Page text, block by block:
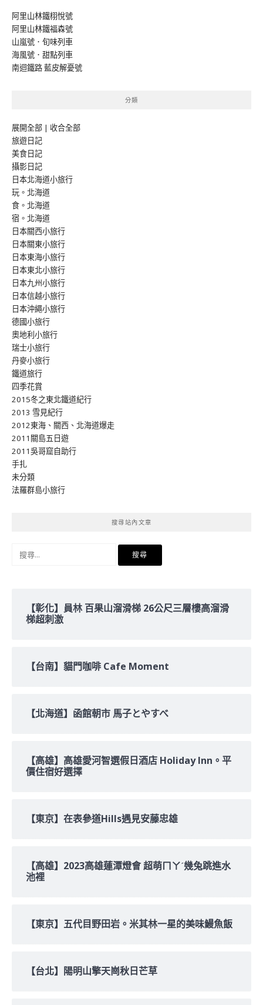
阿里山林鐵栩悅號
阿里山林鐵福森號
山嵐號．旬味列車
海風號．甜點列車
南迴鐵路 藍皮解憂號
分類
展開全部 | 收合全部
旅遊日記
美食日記
攝影日記
日本北海道小旅行
玩。北海道
食。北海道
宿。北海道
日本關西小旅行
日本關東小旅行
日本東海小旅行
日本東北小旅行
日本九州小旅行
日本信越小旅行
日本沖繩小旅行
德國小旅行
奧地利小旅行
瑞士小旅行
丹麥小旅行
鐵道旅行
四季花賞
2015冬之東北鐵道紀行
2013 雪見紀行
2012東海、關西、北海道爆走
2011關島五日遊
2011吳哥窟自助行
手扎
未分類
法羅群島小旅行
搜尋站內文章
【彰化】員林 百果山溜滑梯 26公尺三層樓高溜滑
梯超刺激
【台南】貓門咖啡 Cafe Moment
【北海道】函館朝市 馬子とやすべ
【高雄】高雄愛河智選假日酒店 Holiday Inn。平
價住宿好選擇
【東京】在表參道Hills遇見安藤忠雄
【高雄】2023高雄蓮潭燈會 超萌ㄇㄚˊ幾兔跳進水
池裡
【東京】五代目野田岩。米其林一星的美味鰻魚飯
【台北】陽明山擎天崗秋日芒草